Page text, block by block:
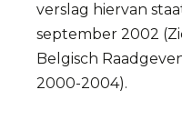
verslag hiervan
september 2002
Belgisch
2000-2004).